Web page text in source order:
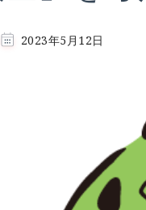
2023年5月12日